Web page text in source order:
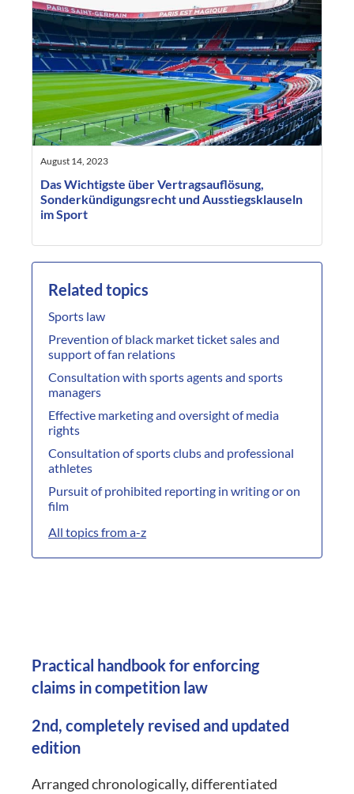
August 14, 2023
Das Wichtigste über Vertragsauflösung,
Sonderkündigungsrecht und Ausstiegsklauseln
im Sport
Related topics
Sports law
Prevention of black market ticket sales and
support of fan relations
Consultation with sports agents and sports
managers
Effective marketing and oversight of media
rights
Consultation of sports clubs and professional
athletes
Pursuit of prohibited reporting in writing or on
film
All topics from a-z
Practical handbook for enforcing
claims in competition law
2nd, completely revised and updated
edition
Arranged chronologically, differentiated